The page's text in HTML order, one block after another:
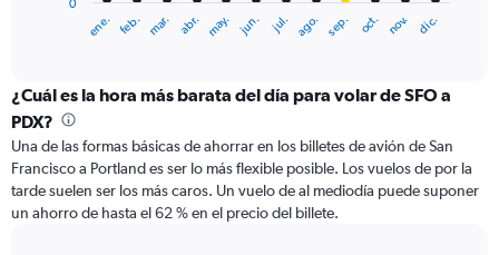
categories.
Range:
12
categories.
The
chart
has
ene. feb. mar. abr. may. jun. jul. ago. sep. oct. nov. dic.
0
¿Cuál es la hora más barata del día para volar de SFO a
PDX?
Una de las formas básicas de ahorrar en los billetes de avión de San
Francisco a Portland es ser lo más flexible posible. Los vuelos de por la
tarde suelen ser los más caros. Un vuelo de al mediodía puede suponer
un ahorro de hasta el 62 % en el precio del billete.